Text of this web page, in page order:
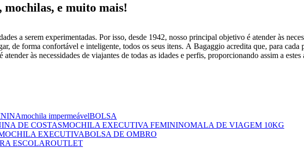
e muito mais!
a serem experimentadas. Por isso, desde 1942, nosso principal objetivo é atender às
de forma confortável e inteligente, todos os seus itens. A Bagaggio acredita que, para cada
às necessidades de viajantes de todas as idades e perfis, proporcionando assim a
mochila impermeávelBOLSA
DE COSTASMOCHILA EXECUTIVA FEMININOMALA DE VIAGEM 10KG
EXECUTIVABOLSA DE OMBRO
ESCOLAROUTLET